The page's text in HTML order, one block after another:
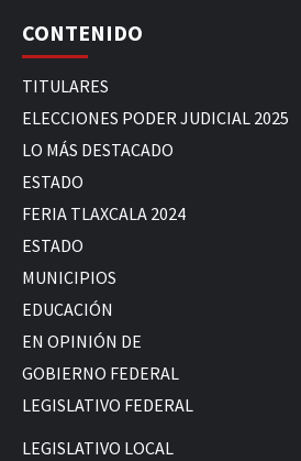
CONTENIDO
TITULARES
ELECCIONES PODER JUDICIAL 2025
LO MÁS DESTACADO
ESTADO
FERIA TLAXCALA 2024
ESTADO
MUNICIPIOS
EDUCACIÓN
EN OPINIÓN DE
GOBIERNO FEDERAL
LEGISLATIVO FEDERAL
LEGISLATIVO LOCAL